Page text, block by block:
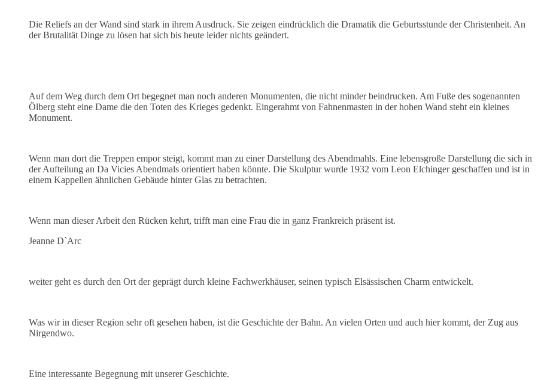
Die Reliefs an der Wand sind stark in ihrem Ausdruck. Sie zeigen eindrücklich die Dramatik die Geburtsstunde der Christenheit. An
der Brutalität Dinge zu lösen hat sich bis heute leider nichts geändert.
Auf dem Weg durch dem Ort begegnet man noch anderen Monumenten, die nicht minder beindrucken. Am Fuße des sogenannten
Ölberg steht eine Dame die den Toten des Krieges gedenkt. Eingerahmt von Fahnenmasten in der hohen Wand steht ein kleines
Monument.
Wenn man dort die Treppen empor steigt, kommt man zu einer Darstellung des Abendmahls. Eine lebensgroße Darstellung die sich in
der Aufteilung an Da Vicies Abendmals orientiert haben könnte. Die Skulptur wurde 1932 vom Leon Elchinger geschaffen und ist in
einem Kappellen ähnlichen Gebäude hinter Glas zu betrachten.
Wenn man dieser Arbeit den Rücken kehrt, trifft man eine Frau die in ganz Frankreich präsent ist.
Jeanne D`Arc
weiter geht es durch den Ort der geprägt durch kleine Fachwerkhäuser, seinen typisch Elsässischen Charm entwickelt.
Was wir in dieser Region sehr oft gesehen haben, ist die Geschichte der Bahn. An vielen Orten und auch hier kommt, der Zug aus
Nirgendwo.
Eine interessante Begegnung mit unserer Geschichte.